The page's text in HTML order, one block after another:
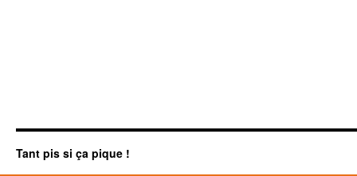
Tant pis si ça pique !